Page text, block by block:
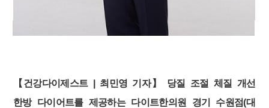
【건강다이제스트 | 최민영 기자】 당질 조절 체질 개선
한방 다이어트를 제공하는 다이트한의원 경기 수원점(대